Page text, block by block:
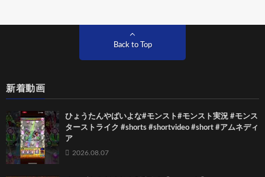
Back to Top
新着動画
ひょうたんやばいよな#モンスト#モンスト実況 #モンス
ターストライク #shorts #shortvideo #short #アムネディ
ア
2026.08.07